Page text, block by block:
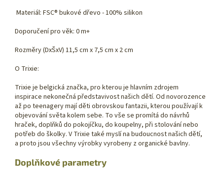
Materiál: FSC® bukové dřevo - 100% silikon
Doporučení pro věk: 0 m+
Rozměry (DxŠxV) 11,5 cm x 7,5 cm x 2 cm
O Trixie:
Trixie je belgická značka, pro kterou je hlavním zdrojem
inspirace nekonečná představivost našich dětí. Od novorozence
až po teenagery mají děti obrovskou fantazii, kterou používají k
objevování světa kolem sebe. To vše se promítá do návrhů
hraček, doplňků do pokojíčku, do koupelny, při stolování nebo
potřeb do školky. V Trixie také myslí na budoucnost našich dětí,
a proto jsou všechny výrobky vyrobeny z organické bavlny.
Doplňkové parametry